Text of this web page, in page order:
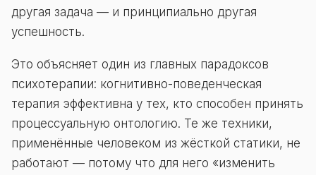
другая задача — и принципиально другая
успешность.
Это объясняет один из главных парадоксов
психотерапии: когнитивно-поведенческая
терапия эффективна у тех, кто способен принять
процессуальную онтологию. Те же техники,
применённые человеком из жёсткой статики, не
работают — потому что для него «изменить